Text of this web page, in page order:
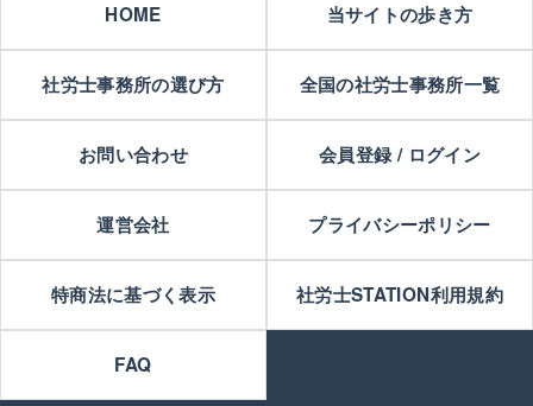
HOME 当サイトの歩き方
社労士事務所の選び方 全国の社労士事務所一覧
お問い合わせ 会員登録 / ログイン
運営会社 プライバシーポリシー
特商法に基づく表示 社労士STATION利用規約
FAQ